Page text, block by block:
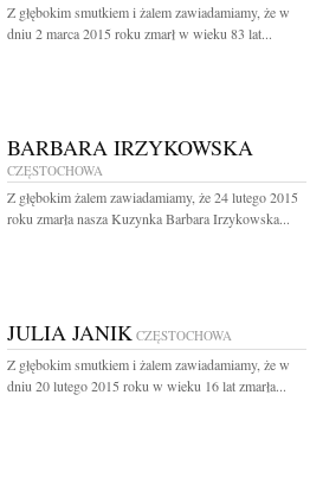
Z głębokim smutkiem i żalem zawiadamiamy, że w
dniu 2 marca 2015 roku zmarł w wieku 83 lat...
BARBARA IRZYKOWSKA
CZĘSTOCHOWA
Z głębokim żalem zawiadamiamy, że 24 lutego 2015
roku zmarła nasza Kuzynka Barbara Irzykowska...
JULIA JANIK CZĘSTOCHOWA
Z głębokim smutkiem i żalem zawiadamiamy, że w
dniu 20 lutego 2015 roku w wieku 16 lat zmarła...